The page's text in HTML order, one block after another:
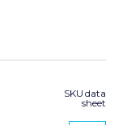
SKU data
sheet